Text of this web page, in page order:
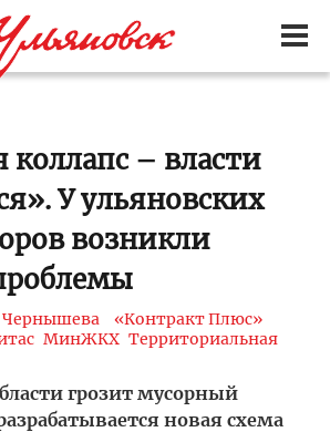
коллапс – власти
У ульяновских
возникли
Чернышева
«Контракт Плюс»
МинЖКХ Территориальная
грозит мусорный
новая схема